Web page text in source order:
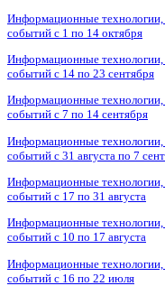
Информационные технологии,
событий с 1 по 14 октября
Информационные технологии,
событий с 14 по 23 сентября
Информационные технологии,
событий с 7 по 14 сентября
Информационные технологии,
событий с 31 августа по 7
Информационные технологии,
событий с 17 по 31 августа
Информационные технологии,
событий с 10 по 17 августа
Информационные технологии,
событий с 16 по 22 июля